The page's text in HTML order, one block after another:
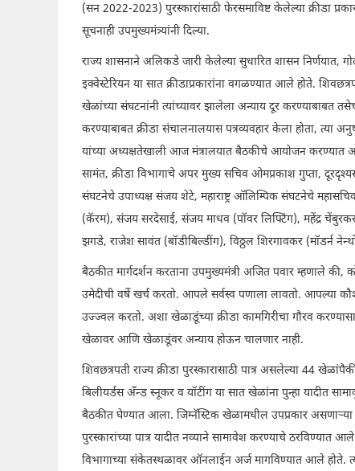
(सन 2022-2023) पुरस्कारांसाठी फेरसमाविष्ट केलेल्या क्रीडा
सूचनाही उपमुख्यमंत्र्यांनी दिल्या.
राज्य शासनाने अलिकडे जारी केलेल्या सुधारित शासन निर्णयात,
इक्वेस्टेरियन या सात क्रीडाप्रकारांना वगळण्यात आले होते.
खेळांच्या संघटनांनी त्यांच्यावर झालेला अन्याय दूर करण्याबाबत तसेच
करण्याबाबत क्रीडा संचालनालयास पत्रव्यवहार केला होता, त्या
यांच्या अध्यक्षतेखाली आज मंत्रालयात बैठकीचे आयोजन करण्यात
सामंत, क्रीडा विभागाचे अपर मुख्य सचिव ओमप्रकाश गुप्ता,
संघटनेचे उपाध्यक्ष संजय शेटे, महाराष्ट्र ऑलिम्पिक संघटनेचे
(कॅरम), संजय सरदेसाई, संजय माधव (पॉवर लिफ्टिंग), महेंद्र
झगडे, राजेश सावंत (बॉडीबिल्डींग), विठ्ठल शिरगावकर (मॉडर्न
बैठकीत मार्गदर्शन करताना उपमुख्यमंत्री अजित पवार म्हणाले की,
उमेदीची वर्षे खर्च करतो. आपले सर्वस्व पणाला लावतो. आपल्या
उज्ज्वल करतो. अशा खेळाडूंच्या क्रीडा कामगिरीचा गौरव
खेळावर आणि खेळाडूंवर अन्याय होऊन चालणार नाही.
शिवछत्रपती राज्य क्रीडा पुरस्कारासाठी पात्र असलेल्या 44
बिलीयर्डस अँन्ड स्नूकर व यॉटींग या सात खेळांना पुन्हा यादीत
बैठकीत घेण्यात आला. जिम्नॅस्टिक खेळामधील उपप्रकार असणाऱ्या
पुरस्कारांच्या पात्र यादीत नव्याने सामावेश करण्याचे ठरविण्यात
विभागाच्या संकेतस्थळावर ऑनलाईन अर्ज मागविण्यात आले होते.